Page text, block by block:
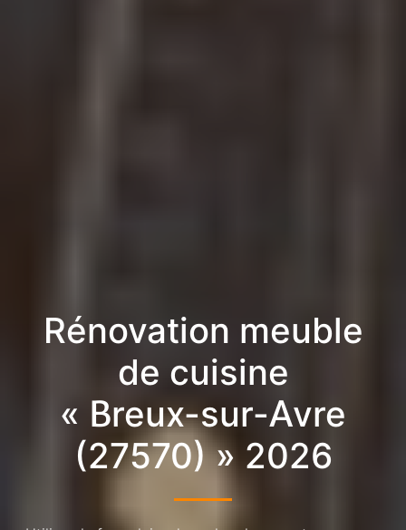
Rénovation meuble
de cuisine
« Breux-sur-Avre
(27570) » 2026